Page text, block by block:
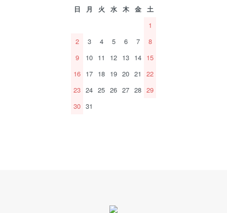
日 月 火 水 木 金
土
1
2
3 4 5 6 7
8
9
10 11 12 13 14 15
16 17 18 19 20 21
22
23 24 25 26 27 28 29
30 31